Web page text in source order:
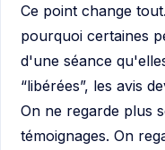
Ce point change
pourquoi certaines
d'une séance
“libérées”, les avis
On ne regarde plus
témoignages. On